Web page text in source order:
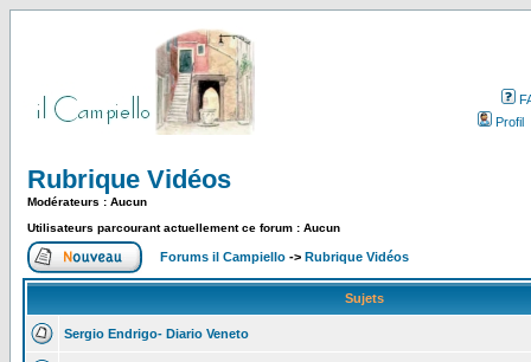
Profil
Rubrique Vidéos
Modérateurs : Aucun
Utilisateurs parcourant actuellement ce forum : Aucun
Forums il Campiello -> Rubrique Vidéos
Sujets
Sergio Endrigo- Diario Veneto